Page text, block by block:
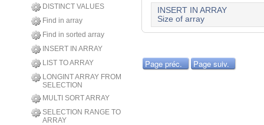
DISTINCT VALUES
Find in array
Find in sorted array
INSERT IN ARRAY
LIST TO ARRAY
LONGINT ARRAY FROM
SELECTION
MULTI SORT ARRAY
SELECTION RANGE TO
ARRAY
INSERT IN ARRAY
Size of array
Page préc. Page suiv.